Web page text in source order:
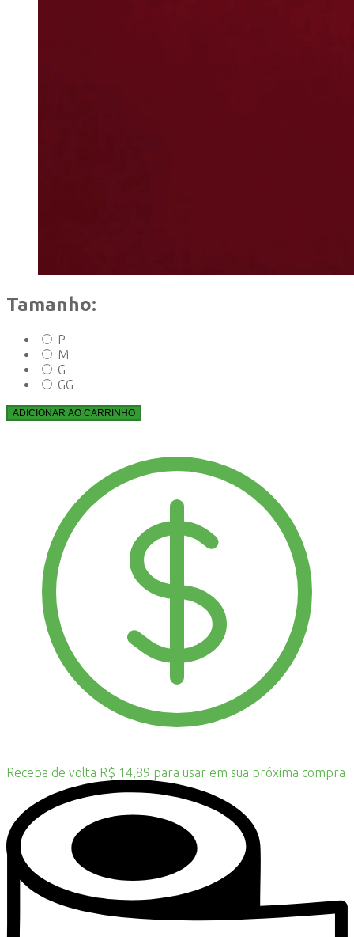
Tamanho:
P
M
G
GG
ADICIONAR AO CARRINHO
Receba de volta R$ 14,89 para usar em sua próxima compra